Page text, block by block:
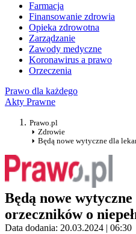
Farmacja
Finansowanie zdrowia
Opieka zdrowotna
Zarządzanie
Zawody medyczne
Koronawirus a prawo
Orzeczenia
Prawo dla każdego
Akty Prawne
Prawo.pl
Zdrowie
Będą nowe wytyczne dla
Będą nowe
orzeczników o
Data dodania: 20.03.2024 | 06:30